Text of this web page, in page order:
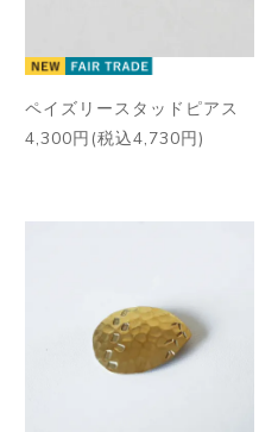
ペイズリースタッドピアス
4,300円(税込4,730円)